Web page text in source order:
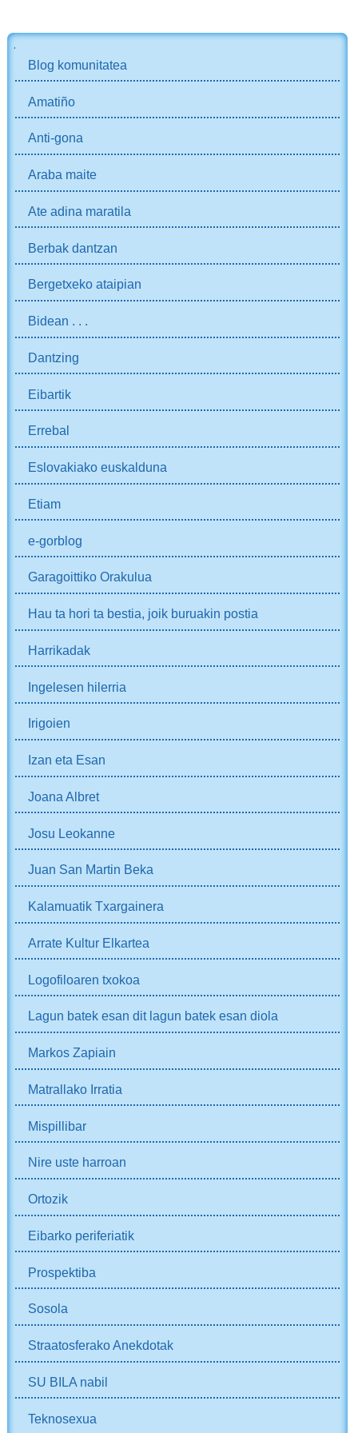
Blog komunitatea
Amatiño
Anti-gona
Araba maite
Ate adina maratila
Berbak dantzan
Bergetxeko ataipian
Bidean . . .
Dantzing
Eibartik
Errebal
Eslovakiako euskalduna
Etiam
e-gorblog
Garagoittiko Orakulua
Hau ta hori ta bestia, joik buruakin postia
Harrikadak
Ingelesen hilerria
Irigoien
Izan eta Esan
Joana Albret
Josu Leokanne
Juan San Martin Beka
Kalamuatik Txargainera
Arrate Kultur Elkartea
Logofiloaren txokoa
Lagun batek esan dit lagun batek esan diola
Markos Zapiain
Matrallako Irratia
Mispillibar
Nire uste harroan
Ortozik
Eibarko periferiatik
Prospektiba
Sosola
Straatosferako Anekdotak
SU BILA nabil
Teknosexua